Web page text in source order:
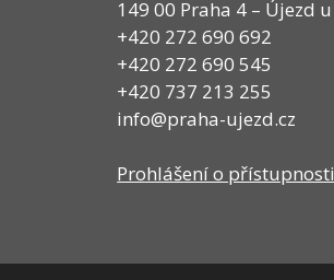
149 00 Praha 4 – Újezd
+420 272 690 692
+420 272 690 545
+420 737 213 255
info@praha-ujezd.cz
Prohlášení o přístupnosti